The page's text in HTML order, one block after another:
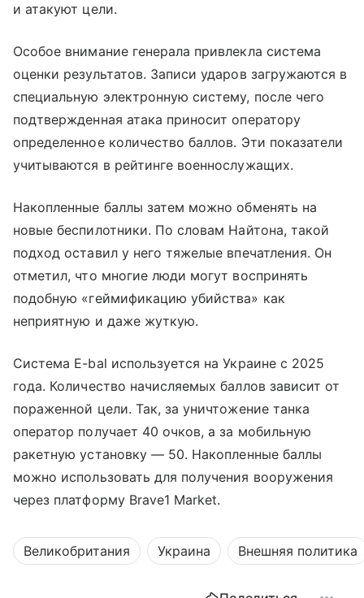
и атакуют цели.
Особое внимание генерала привлекла система
оценки результатов. Записи ударов загружаются в
специальную электронную систему, после чего
подтвержденная атака приносит оператору
определенное количество баллов. Эти показатели
учитываются в рейтинге военнослужащих.
Накопленные баллы затем можно обменять на
новые беспилотники. По словам Найтона, такой
подход оставил у него тяжелые впечатления. Он
отметил, что многие люди могут воспринять
подобную «геймификацию убийства» как
неприятную и даже жуткую.
Система E-bal используется на Украине с 2025
года. Количество начисляемых баллов зависит от
пораженной цели. Так, за уничтожение танка
оператор получает 40 очков, а за мобильную
ракетную установку — 50. Накопленные баллы
можно использовать для получения вооружения
через платформу Brave1 Market.
Великобритания Украина Внешняя политика